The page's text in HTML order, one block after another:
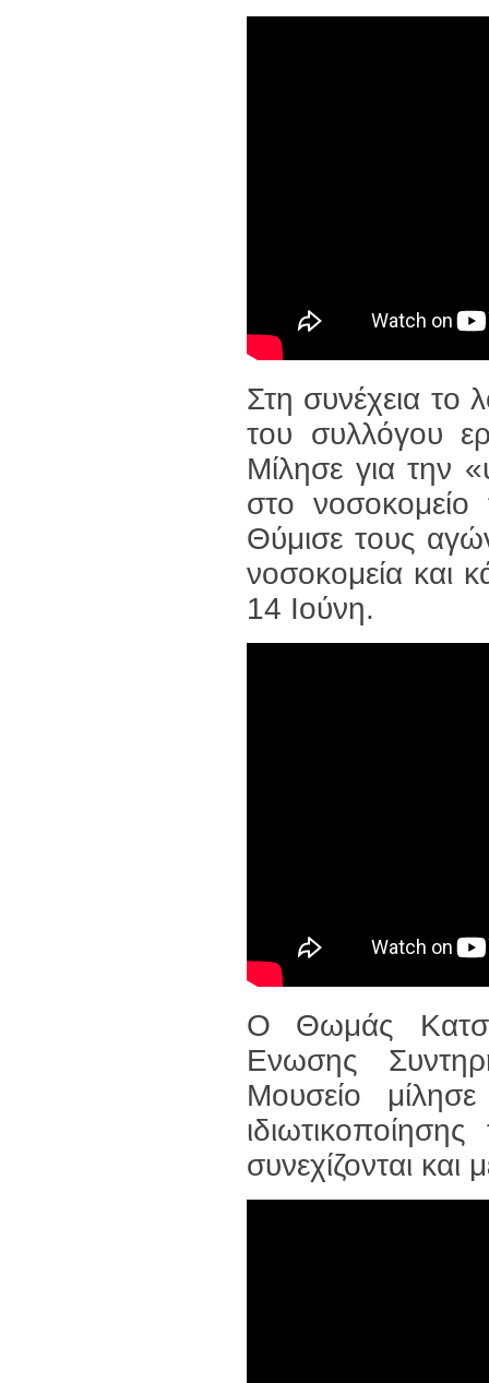
Στη συνέχεια το
του συλλόγου
Μίλησε για την
στο
Θύμισε τους
νοσοκομεία και
14 Ιούνη.
Ο Θωμάς
Ενωσης
Μουσείο
συνεχίζονται